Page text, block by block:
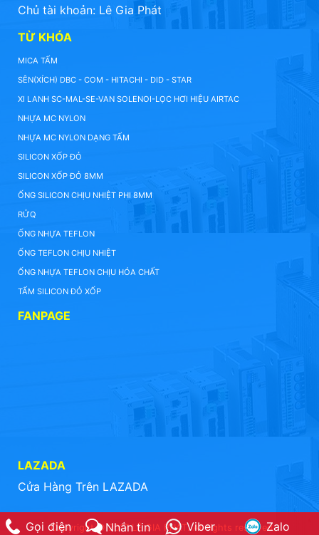
Chủ tài khoản: Lê Gia Phát
TỪ KHÓA
MICA TẤM
SÊN(XÍCH) DBC - COM - HITACHI - DID - STAR
XI LANH SC-MAL-SE-VAN SOLENOI-LỌC HƠI HIỆU AIRTAC
NHỰA MC NYLON
NHỰA MC NYLON DẠNG TẤM
SILICON XỐP ĐỎ
SILICON XỐP ĐỎ 8MM
ỐNG SILICON CHỊU NHIỆT PHI 8MM
RỬQ
ỐNG NHỰA TEFLON
ỐNG TEFLON CHỊU NHIỆT
ỐNG NHỰA TEFLON CHỊU HÓA CHẤT
TẤM SILICON ĐỎ XỐP
FANPAGE
LAZADA
Cửa Hàng Trên LAZADA
Copyright © 2017 LÊ GIA PHÁT. All rights reserved.
Gọi điện Nhắn tin Viber Zalo